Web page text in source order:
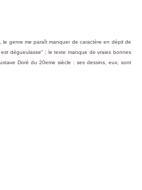
genre me paraît manquer de caractère en dépit de
dégueulasse" ; le texte manque de vraies bonnes
Doré du 20eme siècle : ses dessins, eux, sont